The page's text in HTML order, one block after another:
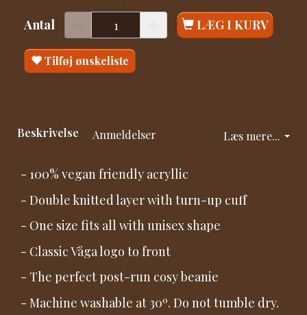
Antal LÆG I KURV
Tilføj ønskeliste
Læs mere...
Beskrivelse Anmeldelser
- 100% vegan friendly acryllic
- Double knitted layer with turn-up cuff
- One size fits all with unisex shape
- Classic Våga logo to front
- The perfect post-run cosy beanie
- Machine washable at 30º. Do not tumble dry.